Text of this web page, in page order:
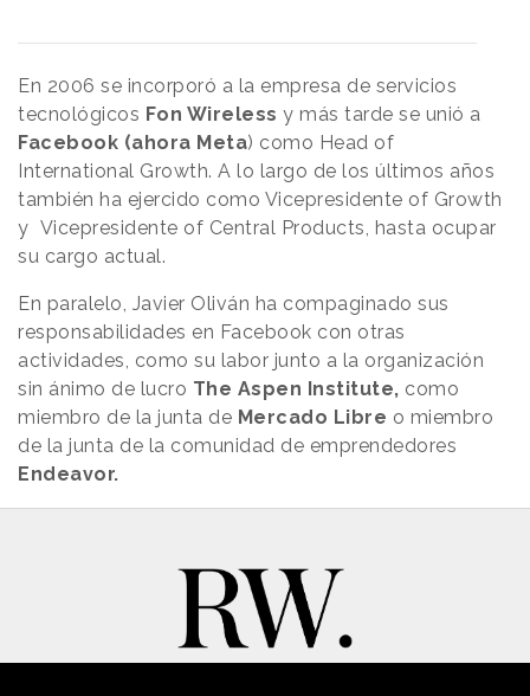
En 2006 se incorporó a la empresa de servicios
tecnológicos Fon Wireless y más tarde se unió a
Facebook (ahora Meta) como Head of
International Growth. A lo largo de los últimos años
también ha ejercido como Vicepresidente of Growth
y Vicepresidente of Central Products, hasta ocupar
su cargo actual.
En paralelo, Javier Oliván ha compaginado sus
responsabilidades en Facebook con otras
actividades, como su labor junto a la organización
sin ánimo de lucro The Aspen Institute, como
miembro de la junta de Mercado Libre o miembro
de la junta de la comunidad de emprendedores
Endeavor.